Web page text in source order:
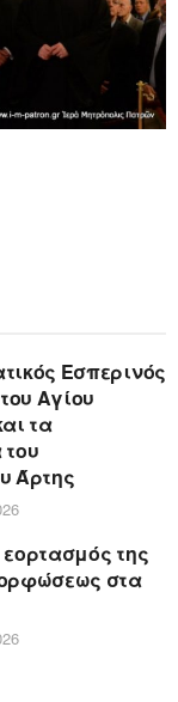
Εσπερινός
Αγίου
τα
Άρτης
της
στα